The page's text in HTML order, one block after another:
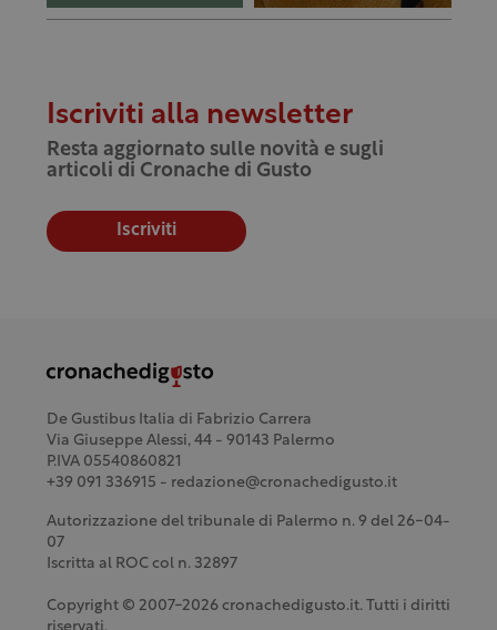
Iscriviti alla newsletter
Resta aggiornato sulle novità e sugli
articoli di Cronache di Gusto
Iscriviti
De Gustibus Italia di Fabrizio Carrera
Via Giuseppe Alessi, 44 - 90143 Palermo
P.IVA 05540860821
+39 091 336915 - redazione@cronachedigusto.it
Autorizzazione del tribunale di Palermo n. 9 del 26-04-
07
Iscritta al ROC col n. 32897
Copyright © 2007-2026 cronachedigusto.it. Tutti i diritti